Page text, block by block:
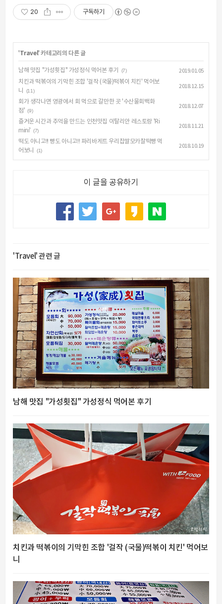
20 구독하기
'Travel' 카테고리의 다른 글
남해 맛집 "가성횟집" 가성정식 먹어본 후기 (7)
2019.01.05
치킨과 떡볶이의 기막힌 조합 '걸작 (국물)떡볶이 치킨' 먹어보
니
(11)
2018.12.15
회가 생각나면 영광에서 회 먹으로 갈만한 곳 '수산물회백화
점' (9)
2018.12.07
즐거운 시간과 추억을 만드는 인천맛집 이탈리안 레스토랑 'Ri
mini' (7)
2018.11.21
떡도 아니고!! 빵도 아니고!! 파리바게트 우리찹쌀모카찰떡빵 먹
어보니
(1)
2018.10.19
이 글을 공유하기
'Travel' 관련 글
남해 맛집 "가성횟집" 가성정식 먹어본 후기
치킨과 떡볶이의 기막힌 조합 '걸작 (국물)떡볶이 치킨' 먹어보
니